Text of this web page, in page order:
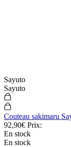
Sayuto
Sayuto
Couteau sakimaru
92,90€ Prix:
En stock
En stock